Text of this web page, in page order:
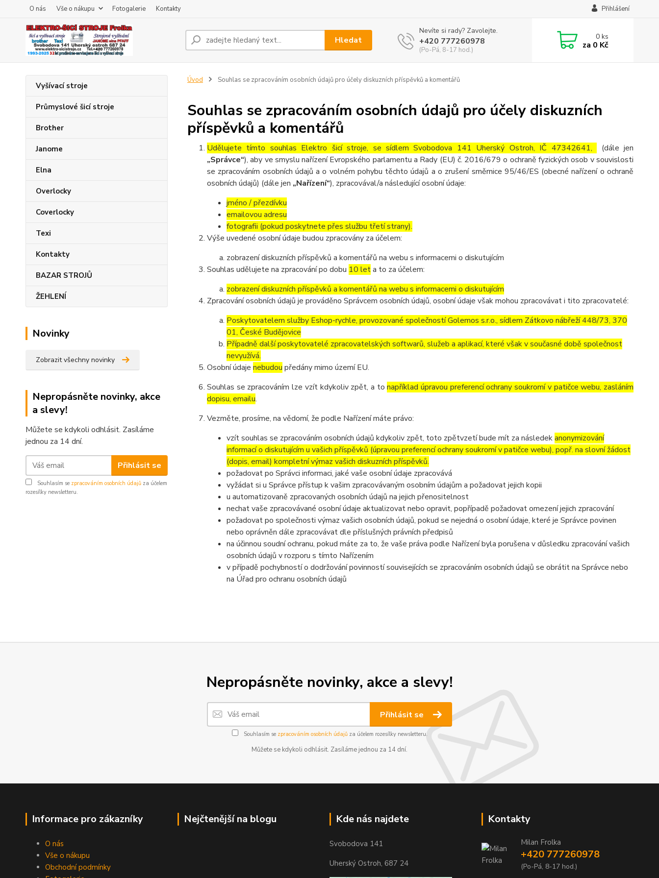
O nás Vše o nákupu Fotogalerie Kontakty Přihlášení
Hledat
Nevíte si rady? Zavolejte.
+420 777260978
(Po-Pá, 8-17 hod.)
0ks
za 0 Kč
Vyšívací stroje
Průmyslové šicí stroje
Brother
Janome
Elna
Overlocky
Coverlocky
Texi
Kontakty
BAZAR STROJŮ
ŽEHLENÍ
Novinky
Zobrazit všechny novinky
Nepropásněte novinky, akce
a slevy!
Můžete se kdykoli odhlásit. Zasíláme
jednou za 14 dní.
Přihlásit se
Souhlasím se zpracováním osobních údajů za účelem
rozesílky newsletteru.
Úvod Souhlas se zpracováním osobních údajů pro účely diskuzních příspěvků a komentářů
Souhlas se zpracováním osobních údajů pro účely diskuzních
příspěvků a komentářů
Udělujete tímto souhlas Elektro šicí stroje, se sídlem Svobodova 141 Uherský Ostroh, IČ 47342641,
(dále jen
„Správce“), aby ve smyslu nařízení Evropského parlamentu a Rady (EU) č. 2016/679 o ochraně fyzických osob v souvislosti
se zpracováním osobních údajů a o volném pohybu těchto údajů a o zrušení směrnice 95/46/ES (obecné nařízení o ochraně
osobních údajů) (dále jen „Nařízení“), zpracovával/a následující osobní údaje:
jméno / přezdívku
emailovou adresu
fotografii (pokud poskytnete přes službu třetí strany).
Výše uvedené osobní údaje budou zpracovány za účelem:
zobrazení diskuzních příspěvků a komentářů na webu s informacemi o diskutujícím
Souhlas udělujete na zpracování po dobu 10 leta to za účelem:
zobrazení diskuzních příspěvků a komentářů na webu s informacemi o diskutujícím
Zpracování osobních údajů je prováděno Správcem osobních údajů, osobní údaje však mohou zpracovávat i tito zpracovatelé:
Poskytovatelem služby Eshop-rychle, provozované společností Golemos s.r.o., sídlem Zátkovo nábřeží 448/73, 370
01, České Budějovice
Případně další poskytovatelé zpracovatelských softwarů, služeb a aplikací, které však v současné době společnost
nevyužívá.
Osobní údaje nebudou předány mimo území EU.
Souhlas se zpracováním lze vzít kdykoliv zpět, a tonapříklad úpravou preferencí ochrany soukromí v patičce webu, zasláním
dopisu, emailu.
Vezměte, prosíme, na vědomí, že podle Nařízení máte právo:
vzít souhlas se zpracováním osobních údajů kdykoliv zpět, toto zpětvzetí bude mít za následekanonymizování
informací o diskutujícím u vašich příspěvků (úpravou preferencí ochrany soukromí v patičce webu), popř. na slovní žádost
(dopis, email) kompletní výmaz vašich diskuzních příspěvků.
požadovat po Správci informaci, jaké vaše osobní údaje zpracovává
vyžádat si u Správce přístup k vašim zpracovávaným osobním údajům a požadovat jejich kopii
u automatizovaně zpracovaných osobních údajů na jejich přenositelnost
nechat vaše zpracovávané osobní údaje aktualizovat nebo opravit, popřípadě požadovat omezení jejich zpracování
požadovat po společnosti výmaz vašich osobních údajů, pokud se nejedná o osobní údaje, které je Správce povinen
nebo oprávněn dále zpracovávat dle příslušných právních předpisů
na účinnou soudní ochranu, pokud máte za to, že vaše práva podle Nařízení byla porušena v důsledku zpracování vašich
osobních údajů v rozporu s tímto Nařízením
v případě pochybností o dodržování povinností souvisejících se zpracováním osobních údajů se obrátit na Správce nebo
na Úřad pro ochranu osobních údajů
Nepropásněte novinky, akce a slevy!
Přihlásit se
Souhlasím se zpracováním osobních údajůza účelem rozesílky newsletteru.
Můžete se kdykoli odhlásit. Zasíláme jednou za 14 dní.
Informace pro zákazníky
O nás
Vše o nákupu
Obchodní podmínky
Nejčtenější na blogu Kde nás najdete
Svobodova 141
Uherský Ostroh, 687 24
Kontakty
Milan Frolka
+420 777260978
(Po-Pá, 8-17 hod.)